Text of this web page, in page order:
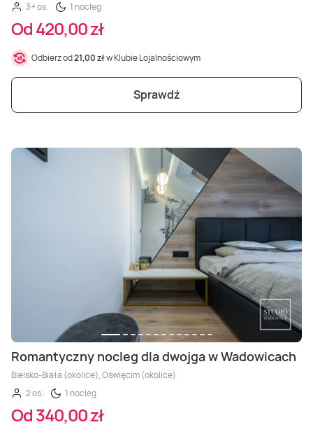
3+ os.
1 nocleg
Od 420,00 zł
Odbierz od21,00 złw Klubie Lojalnościowym
Sprawdź
Romantyczny nocleg dla dwojga w Wadowicach
Bielsko-Biała (okolice), Oświęcim (okolice)
2 os.
1 nocleg
Od 340,00 zł